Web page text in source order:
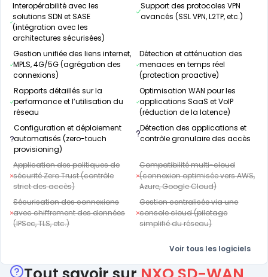
Interopérabilité avec les
solutions SDN et SASE
(intégration avec les
architectures sécurisées)
Support des protocoles VPN
avancés (SSL VPN, L2TP, etc.)
Gestion unifiée des liens internet,
MPLS, 4G/5G (agrégation des
connexions)
Détection et atténuation des
menaces en temps réel
(protection proactive)
Rapports détaillés sur la
performance et l’utilisation du
réseau
Optimisation WAN pour les
applications SaaS et VoIP
(réduction de la latence)
Configuration et déploiement
automatisés (zero-touch
provisioning)
Détection des applications et
contrôle granulaire des accès
Application des politiques de
sécurité Zero Trust (contrôle
strict des accès)
Compatibilité multi-cloud
(connexion optimisée vers AWS,
Azure, Google Cloud)
Sécurisation des connexions
avec chiffrement des données
(IPSec, TLS, etc.)
Gestion centralisée via une
console cloud (pilotage
simplifié du réseau)
Voir tous les logiciels